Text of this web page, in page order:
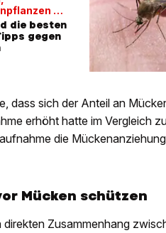
&
die besten
gegen
dass sich der Anteil an
erhöht hatte im Vergleich
die
Mücken schützen
direkten Zusammenhang